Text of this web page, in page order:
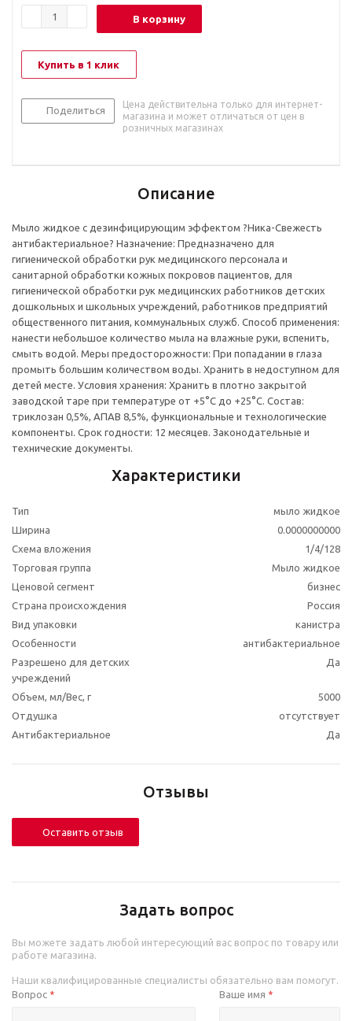
В корзину
Купить в 1 клик
Поделиться
Цена действительна только для интернет-
магазина и может отличаться от цен в
розничных магазинах
Описание
Мыло жидкое с дезинфицирующим эффектом ?Ника-Свежесть
антибактериальное? Назначение: Предназначено для
гигиенической обработки рук медицинского персонала и
санитарной обработки кожных покровов пациентов, для
гигиенической обработки рук медицинских работников детских
дошкольных и школьных учреждений, работников предприятий
общественного питания, коммунальных служб. Способ применения:
нанести небольшое количество мыла на влажные руки, вспенить,
смыть водой. Меры предосторожности: При попадании в глаза
промыть большим количеством воды. Хранить в недоступном для
детей месте. Условия хранения: Хранить в плотно закрытой
заводской таре при температуре от +5°С до +25°С. Состав:
триклозан 0,5%, АПАВ 8,5%, функциональные и технологические
компоненты. Срок годности: 12 месяцев. Законодательные и
технические документы.
Характеристики
Тип
мыло жидкое
Ширина
0.0000000000
Схема вложения
1/4/128
Торговая группа
Мыло жидкое
Ценовой сегмент
бизнес
Страна происхождения
Россия
Вид упаковки
канистра
Особенности
антибактериальное
Разрешено для детских
учреждений
Да
Объем, мл/Вес, г
5000
Отдушка
отсутствует
Антибактериальное
Да
Отзывы
Оставить отзыв
Задать вопрос
Вы можете задать любой интересующий вас вопрос по товару или
работе магазина.
Наши квалифицированные специалисты обязательно вам помогут.
Вопрос * Ваше имя *